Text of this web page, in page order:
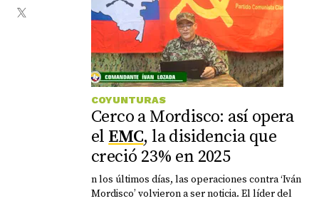
COYUNTURAS
Cerco a Mordisco: así opera
el EMC, la disidencia que
creció 23% en 2025
n los últimos días, las operaciones contra ‘Iván
Mordisco’ volvieron a ser noticia. El líder del